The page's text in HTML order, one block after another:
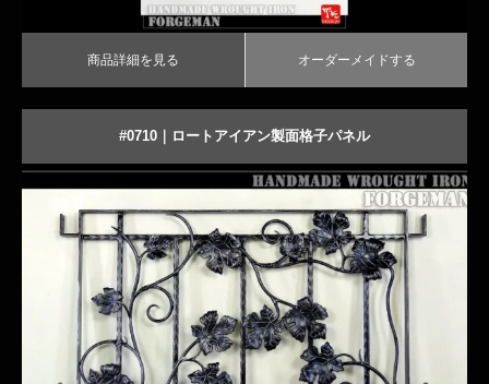
商品詳細を見る オーダーメイドする
#0710｜ロートアイアン製面格子パネル
豪華なラフ仕上げのアイアン面格子
商品詳細を見るオーダーメイドする